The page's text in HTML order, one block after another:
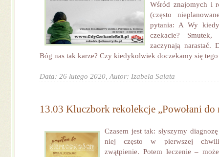
Wśród znajomych i
(często
pytania: A Wy
czekacie? Smutek,
zaczynają narastać.
Bóg nas tak karze? Czy kiedykolwiek doczekamy się
Data: 26 lutego 2020, Autor: Izabela Salata
13.03 Kluczbork rekolekcje „Powołani do
Czasem jest tak: słyszymy
niej często w pierwszej chwili
zwątpienie. Potem leczenie –